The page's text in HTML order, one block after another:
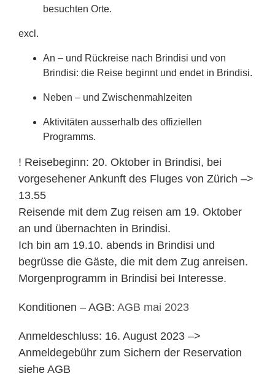
besuchten Orte.
excl.
An – und Rückreise nach Brindisi und von
Brindisi: die Reise beginnt und endet in Brindisi.
Neben – und Zwischenmahlzeiten
Aktivitäten ausserhalb des offiziellen
Programms.
! Reisebeginn: 20. Oktober in Brindisi, bei
vorgesehener Ankunft des Fluges von Zürich –>
13.55
Reisende mit dem Zug reisen am 19. Oktober
an und übernachten in Brindisi.
Ich bin am 19.10. abends in Brindisi und
begrüsse die Gäste, die mit dem Zug anreisen.
Morgenprogramm in Brindisi bei Interesse.
Konditionen – AGB: AGB mai 2023
Anmeldeschluss: 16. August 2023 –>
Anmeldegebühr zum Sichern der Reservation
siehe AGB